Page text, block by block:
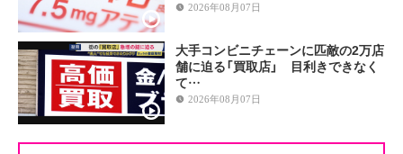
2026年08月07日
大手コンビニチェーンに匹敵の2万店
舗に迫る「買取店」 目利きできなく
て…
2026年08月07日